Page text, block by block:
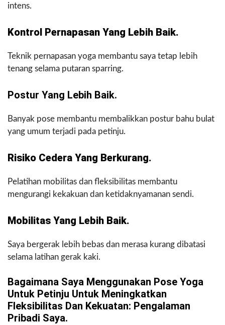
intens.
Kontrol Pernapasan Yang Lebih Baik.
Teknik pernapasan yoga membantu saya tetap lebih
tenang selama putaran sparring.
Postur Yang Lebih Baik.
Banyak pose membantu membalikkan postur bahu bulat
yang umum terjadi pada petinju.
Risiko Cedera Yang Berkurang.
Pelatihan mobilitas dan fleksibilitas membantu
mengurangi kekakuan dan ketidaknyamanan sendi.
Mobilitas Yang Lebih Baik.
Saya bergerak lebih bebas dan merasa kurang dibatasi
selama latihan gerak kaki.
Bagaimana Saya Menggunakan Pose Yoga
Untuk Petinju Untuk Meningkatkan
Fleksibilitas Dan Kekuatan: Pengalaman
Pribadi Saya.